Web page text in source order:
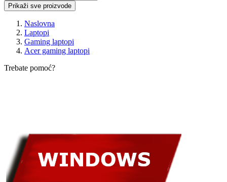
Prikaži sve proizvode
Naslovna
Laptopi
Gaming laptopi
Acer gaming laptopi
Trebate pomoć?